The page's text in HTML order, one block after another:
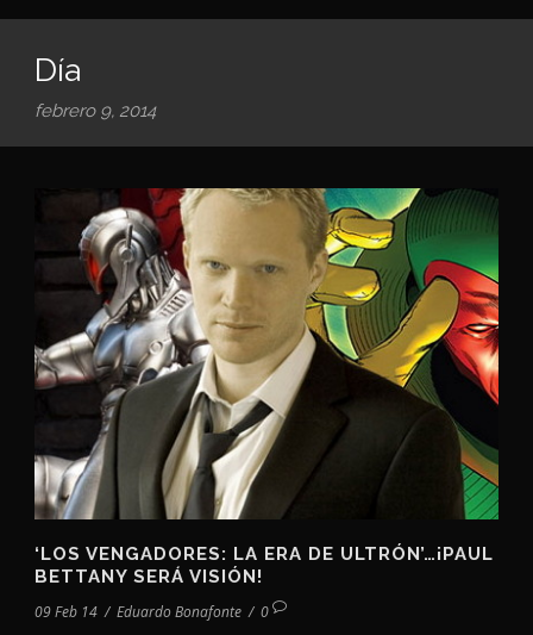
Día
febrero 9, 2014
‘LOS VENGADORES: LA ERA DE ULTRÓN’…¡PAUL
BETTANY SERÁ VISIÓN!
09 Feb 14 / Eduardo Bonafonte / 0